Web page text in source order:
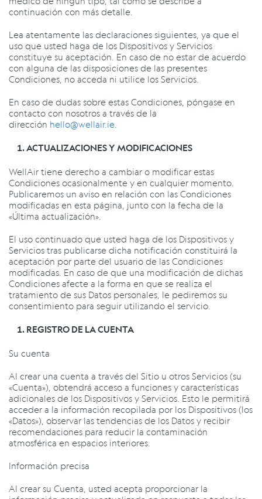
continuación con más detalle.
Lea atentamente las declaraciones siguientes, ya que el
uso que usted haga de los Dispositivos y Servicios
constituye su aceptación. En caso de no estar de acuerdo
con alguna de las disposiciones de las presentes
Condiciones, no acceda ni utilice los Servicios.
En caso de dudas sobre estas Condiciones, póngase en
contacto con nosotros a través de la
dirección hello@wellair.ie.
ACTUALIZACIONES Y MODIFICACIONES
WellAir tiene derecho a cambiar o modificar estas
Condiciones ocasionalmente y en cualquier momento.
Publicaremos un aviso en relación con las Condiciones
modificadas en esta página, junto con la fecha de la
«Última actualización».
El uso continuado que usted haga de los Dispositivos y
Servicios tras publicarse dicha notificación constituirá la
aceptación por parte del usuario de las Condiciones
modificadas. En caso de que una modificación de dichas
Condiciones afecte a la forma en que se realiza el
tratamiento de sus Datos personales, le pediremos su
consentimiento para seguir utilizando el servicio.
REGISTRO DE LA CUENTA
Su cuenta
Al crear una cuenta a través del Sitio u otros Servicios (su
«Cuenta»), obtendrá acceso a funciones y características
adicionales de los Dispositivos y Servicios. Esto le permitirá
acceder a la información recopilada por los Dispositivos (los
«Datos»), observar las tendencias de los Datos y recibir
recomendaciones para reducir la contaminación
atmosférica en espacios interiores.
Información precisa
Al crear su Cuenta, usted acepta proporcionar la